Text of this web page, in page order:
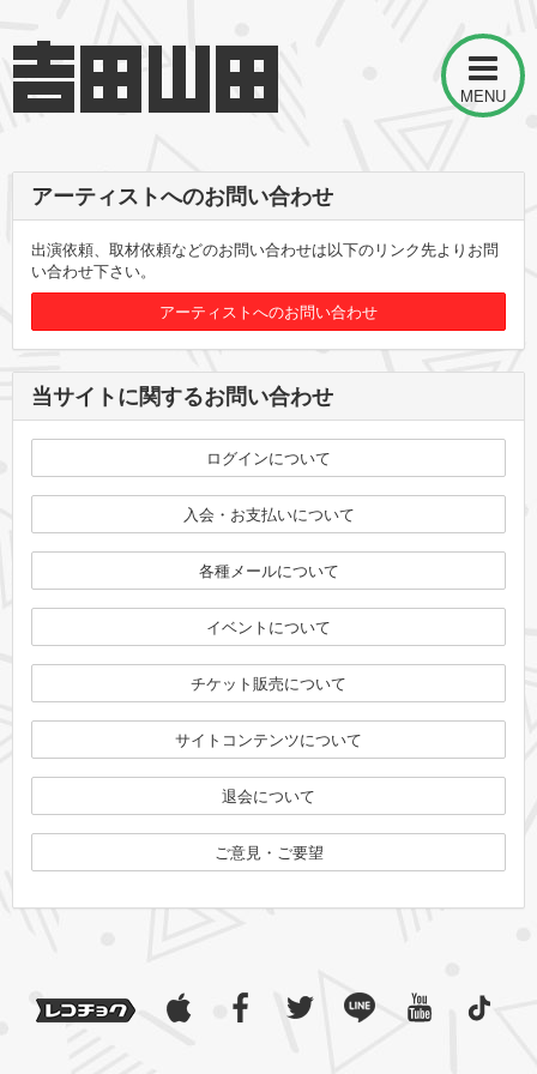
MENU
アーティストへのお問い合わせ
出演依頼、取材依頼などのお問い合わせは以下のリンク先よりお問
い合わせ下さい。
アーティストへのお問い合わせ
当サイトに関するお問い合わせ
ログインについて
入会・お支払いについて
各種メールについて
イベントについて
チケット販売について
サイトコンテンツについて
退会について
ご意見・ご要望